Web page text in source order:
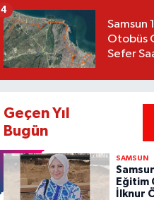
Samsun
Otobüs
Sefer
4
Geçen Yıl
Bugün
SAMSUN
Eğitim
İlknur